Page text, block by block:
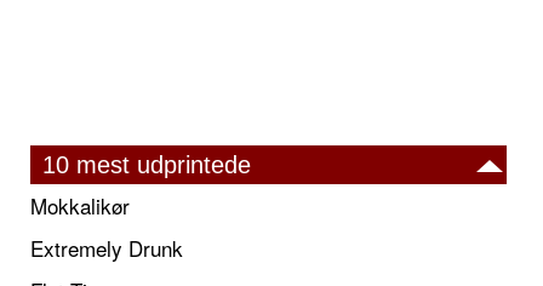
10 mest udprintede
Mokkalikør
Extremely Drunk